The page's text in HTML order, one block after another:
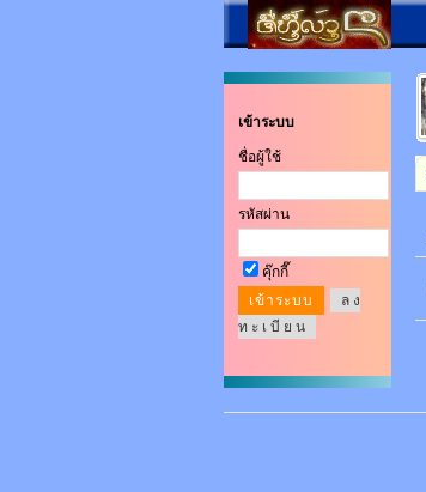
เข้าระบบ
ชื่อผู้ใช้
รหัสผ่าน
คุ๊กกี๊
ล ง
ท ะ เ บี ย น